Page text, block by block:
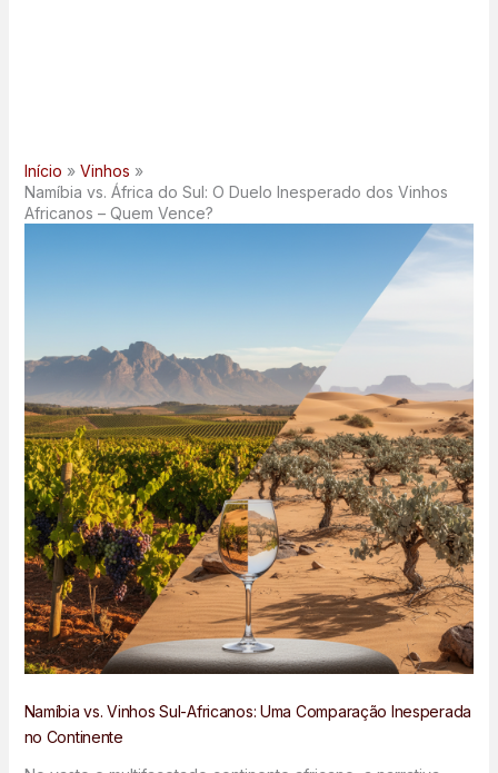
Início
Vinhos
Namíbia vs. África do Sul: O Duelo Inesperado dos Vinhos
Africanos – Quem Vence?
Namíbia vs. Vinhos Sul-Africanos: Uma Comparação Inesperada
no Continente